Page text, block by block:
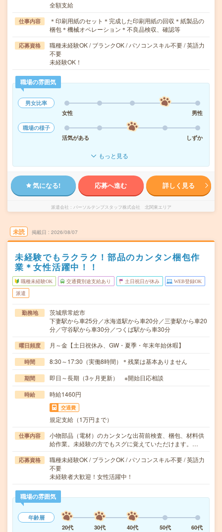
全額支給
仕事内容
＊印刷用紙のセット＊完成した印刷用紙の回収＊紙製品の
梱包＊機械オペレーション＊不良品検収、確認等
応募資格
職種未経験OK / ブランクOK / パソコンスキル不要 / 英語力
不要
未経験OK！
職場の雰囲気
男女比率
女性
男性
職場の様子
活気がある
しずか
もっと見る
気になる! 応募へ進む 詳しく見る
派遣会社 パーソルテンプスタッフ株式会社 北関東エリア
未読 掲載日 2026/08/07
未経験でもラクラク！部品のカンタン梱包作
業＊女性活躍中！！
職種未経験OK 交通費別途支給あり 土日祝日が休み WEB登録OK
派遣
勤務地
茨城県常総市
下妻駅から車25分／水海道駅から車20分／三妻駅から車20
分／守谷駅から車30分／つくば駅から車30分
曜日頻度 月～金【土日祝休み、GW・夏季・年末年始休暇】
時間 8:30～17:30（実働8時間）＊残業は基本ありません
期間 即日～長期（3ヶ月更新） ※開始日応相談
時給 時給1460円
交通費
規定支給（1万円まで）
仕事内容
小物部品（電材）のカンタンな出荷前検査、梱包、材料供
給作業。未経験の方でもスグに覚えていただけます。…
応募資格
職種未経験OK / ブランクOK / パソコンスキル不要 / 英語力
不要
未経験者大歓迎！女性活躍中！
職場の雰囲気
年齢層
20代
30代 40代 50代
60代